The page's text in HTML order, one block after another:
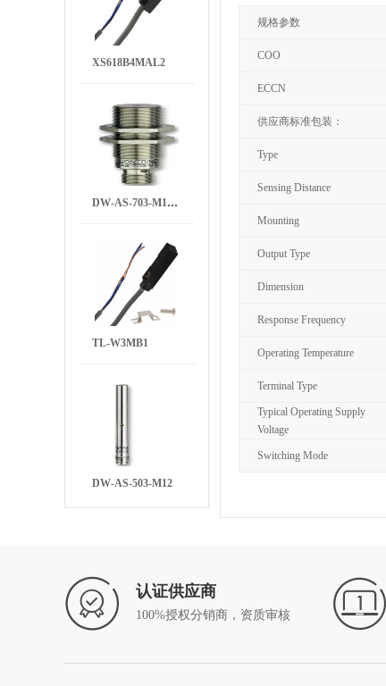
XS618B4MAL2
DW-AS-703-M18-002
TL-W3MB1
DW-AS-503-M12
规格参数
COO
ECCN
供应商标准包装：
Type
Sensing Distance
Mounting
Output Type
Dimension
Response Frequency
Operating Temperature
Terminal Type
Typical Operating Supply
Voltage
Switching Mode
认证供应商
100%授权分销商，资质审核